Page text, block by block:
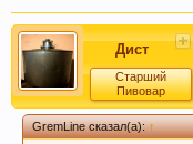
поднимался на
Дист
Старший
Пивовар
GremLine сказал(а):↑